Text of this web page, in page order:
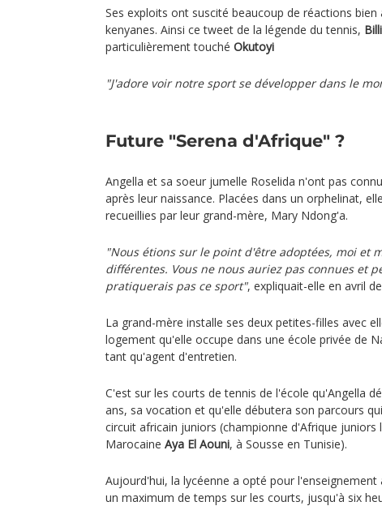
Ses exploits ont suscité beaucoup de réactions
kenyanes. Ainsi ce tweet de la légende du tennis,
particulièrement touché Okutoyi
"J'adore voir notre sport se développer dans le
Future "Serena d'Afrique" ?
Angella et sa soeur jumelle Roselida n'ont pas
après leur naissance. Placées dans un orphelinat,
recueillies par leur grand-mère, Mary Ndong'a.
"Nous étions sur le point d'être adoptées, moi et
différentes. Vous ne nous auriez pas connues et
pratiquerais pas ce sport", expliquait-elle en avril
La grand-mère installe ses deux petites-filles avec
logement qu'elle occupe dans une école privée de
tant qu'agent d'entretien.
C'est sur les courts de tennis de l'école qu'Angella
ans, sa vocation et qu'elle débutera son parcours
circuit africain juniors (championne d'Afrique juniors
Marocaine Aya El Aouni, à Sousse en Tunisie).
Aujourd'hui, la lycéenne a opté pour l'enseignement
un maximum de temps sur les courts, jusqu'à six